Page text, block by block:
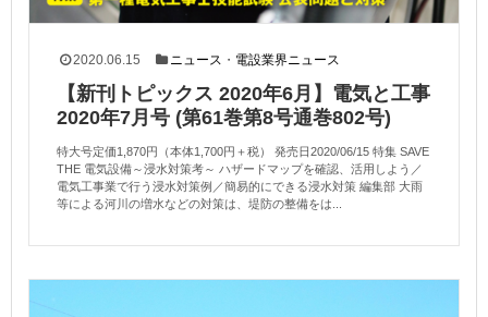
2020.06.15 ニュース ・ 電設業界ニュース
【新刊トピックス 2020年6月】電気と工事
2020年7月号 (第61巻第8号通巻802号)
特大号定価1,870円（本体1,700円＋税） 発売日2020/06/15 特集 SAVE
THE 電気設備～浸水対策考～ ハザードマップを確認、活用しよう／
電気工事業で行う浸水対策例／簡易的にできる浸水対策 編集部 大雨
等による河川の増水などの対策は、堤防の整備をは...